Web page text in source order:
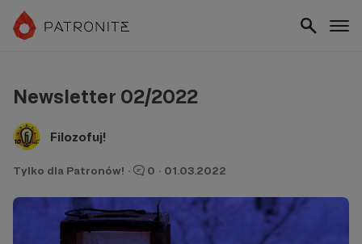
Newsletter 02/2022
Filozofuj!
Tylko dla Patronów! · 0 · 01.03.2022